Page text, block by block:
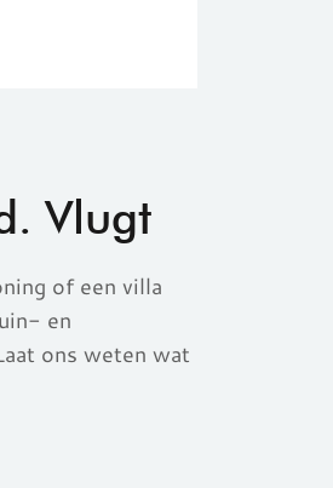
Vlugt
of een villa
en
ons weten wat